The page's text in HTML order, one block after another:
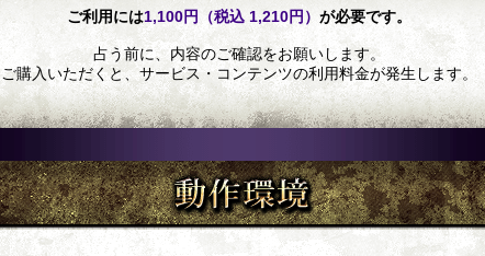
ご利用には1,100円（税込 1,210円） が必要です。
占う前に、内容のご確認をお願いします。
ご購入いただくと、サービス・コンテンツの利用料金が発生します。